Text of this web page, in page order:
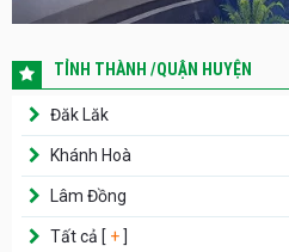
TỈNH THÀNH /QUẬN HUYỆN
Đăk Lăk
Khánh Hoà
Lâm Đồng
Tất cả [ + ]